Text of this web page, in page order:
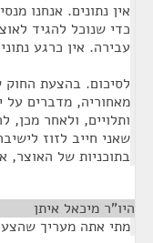
אין נתונים. אנחנו
כדי שנוכל להגיד
עבירה. אין כרגע
לסיכום. בהצעת החוק
מאחוריה, מדברים על
ותלויים, ולאחר
שאני חייב לזוז
בתוכניות של האוצר,
היו"ר מיכאל איתן
מתי אתה מעריך